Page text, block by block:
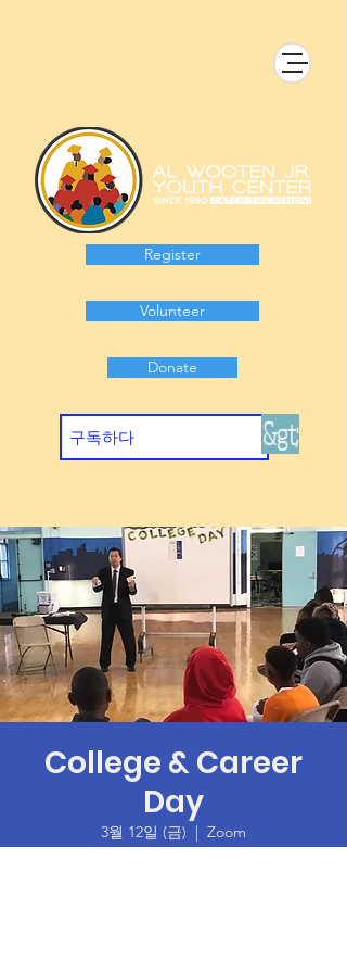
Register
Volunteer
Donate
&gt;
College & Career
Day
3월 12일 (금)
  |
Zoom